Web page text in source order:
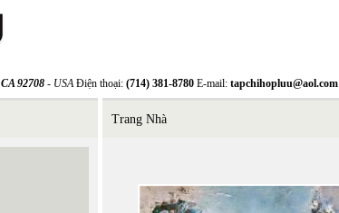
CA 92708 - USAĐiện thoại: (714) 381-8780 E-mail: tapchihopluu@aol.com
Trang Nhà